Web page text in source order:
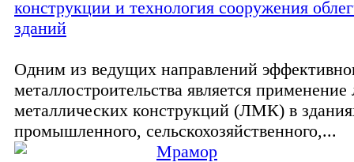
конструкции и технология сооружения
зданий
Одним из ведущих направлений
металлостроительства является применение
металлических конструкций (ЛМК) в
промышленного, сельскохозяйственного,...
Мрамор